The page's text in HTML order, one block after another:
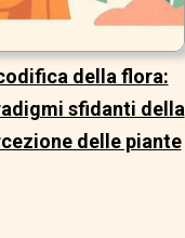
della flora:
sfidanti della
delle piante